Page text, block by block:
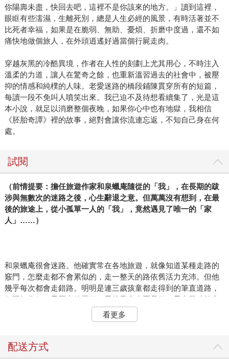
你陽壽未盡，快回去吧，這裡不是你該來的地方。」讀到這裡，
眼眶有些濡濕，生離死別，總是人生必經的風景，有時活著並不
比死者幸福，如果是在脆弱、無助、憂煩、折磨中度過，還不如
痛快地做個旅人，在外頭逍遙好過當個行屍走肉。
穿越灰黑的冷酷異境，作者在人性的刻劃上尤其用心，不時注入
溫柔的力道，讓人在驚奇之餘，也重新溫習過去的社會中，被壓
抑的情感和純樸的人味。老愛迷路的橋段鋪陳貫穿所有的短篇，
每讀一段不免叫人噴笑出來。我已迫不及待想看續集了，光是這
本小說，就足以消磨整個夜晚，如果你心中也有地獄，我相信
《胚胎奇譚》裡的故事，絕對會讓你流連忘返，不知自己身在何
處。
試閱
（前情提要：擔任旅遊作家和泉蠟庵隨從的「我」，在長期的跋
涉與無數次的迷路之後，心生辭退之意。但萬萬沒有想到，在最
後的旅途上，從小孤單一人的「我」，竟然遇見了唯一的「家
人」……）
和泉蠟庵很會迷路。他確實常在各地旅遊，就像知道某種走路的
竅門，怎麼走都不會累似的，走一整天的路依舊活力充沛。但他
幾乎每次都會走錯路。明明是連三歲孩童都走得到的筆直道路，
但不知為何，只要由他帶頭，最後又會走回我們一早出發時的市
對膝蓋痠痛很有療效的溫泉，才特地前往。但我們花了兩個星期
看更多
配送方式